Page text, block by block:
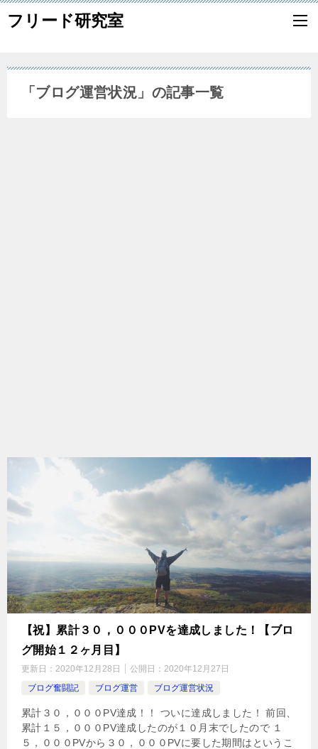
フリード研究室
「ブログ運営状況」の記事一覧
【祝】累計３０，０００PVを達成しました！【ブロ
グ開始１２ヶ月目】
更新日： 2020年12月28日 公開日： 2020年12月27日
ブログ奮闘記
ブログ運営 ブログ運営状況
累計３０，０００PV達成！！ ついに達成しました！ 前回、
累計１５，０００PV達成したのが１０月末でしたので １
５，０００PVから３０，０００PVに要した期間はというこ